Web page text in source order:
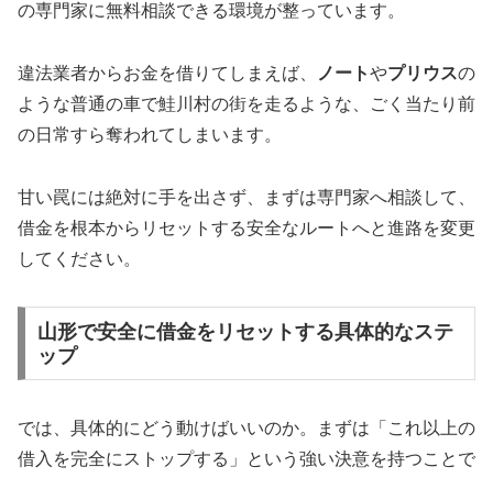
の専門家に無料相談できる環境が整っています。
違法業者からお金を借りてしまえば、 ノートやプリウスの
ような普通の車で鮭川村の街を走るような、ごく当たり前
の日常すら奪われてしまいます。
甘い罠には絶対に手を出さず、まずは専門家へ相談して、
借金を根本からリセットする安全なルートへと進路を変更
してください。
山形で安全に借金をリセットする具体的なステ
ップ
では、具体的にどう動けばいいのか。まずは「これ以上の
借入を完全にストップする」という強い決意を持つことで